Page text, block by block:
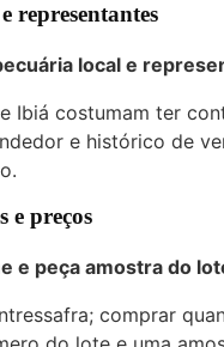
representantes
local e
Ibiá costumam ter
e histórico de
e preços
e peça amostra do
comprar